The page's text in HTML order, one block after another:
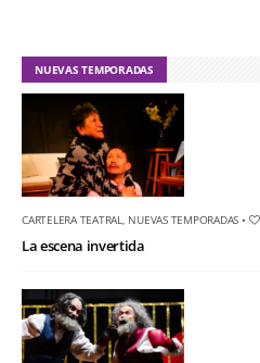
NUEVAS TEMPORADAS
CARTELERA TEATRAL NUEVAS TEMPORADAS •
La escena invertida